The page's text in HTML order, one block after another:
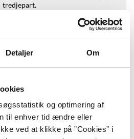
Detaljer Om
og optimering af
til enhver tid ændre eller
ved at klikke på ”Cookies” i
tredjepart.